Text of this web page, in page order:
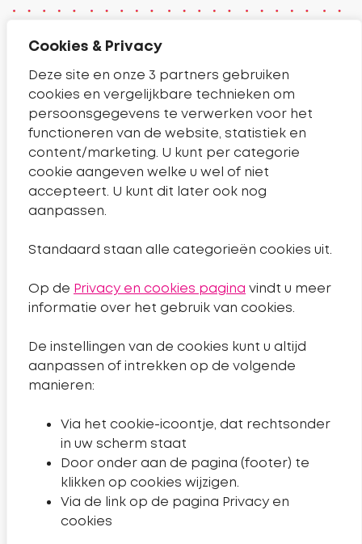
Cookies & Privacy
Deze site en onze 3 partners gebruiken
cookies en vergelijkbare technieken om
persoonsgegevens te verwerken voor het
functioneren van de website, statistiek en
content/marketing. U kunt per categorie
cookie aangeven welke u wel of niet
accepteert. U kunt dit later ook nog
aanpassen.
Standaard staan alle categorieën cookies uit.
Op de Privacy en cookies pagina vindt u meer
informatie over het gebruik van cookies.
De instellingen van de cookies kunt u altijd
aanpassen of intrekken op de volgende
manieren:
Via het cookie-icoontje, dat rechtsonder
in uw scherm staat
Door onder aan de pagina (footer) te
klikken op cookies wijzigen.
Via de link op de pagina Privacy en
cookies
Telefoonnummer Sleutelkwartier
14 0182
Pagina contact
Contact
Handige links
Projecten
Algemeen
Sitemap
Privacyverklaring
Cookies wijzigen
Volg ons
Naar de Facebookpagina van Sleutelkwartier.
Naar de instagrampagina van Sleutelkwartier.
Naar de Youtube-pagina van Sleutelkwartier.